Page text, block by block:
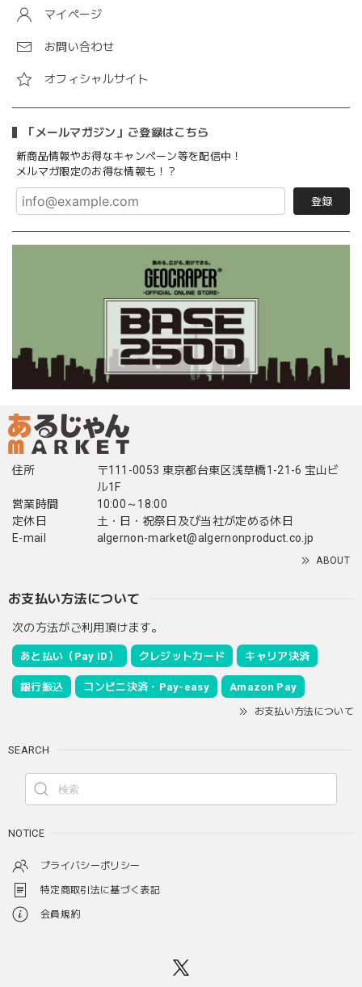
マイページ
お問い合わせ
オフィシャルサイト
「メールマガジン」ご登録はこちら
新商品情報やお得なキャンペーン等を配信中！
メルマガ限定のお得な情報も！？
登録
住所
〒111-0053 東京都台東区浅草橋1-21-6 宝山ビ
ル1F
営業時間
10:00～18:00
定休日
土・日・祝祭日及び当社が定める休日
E-mail
algernon-market@algernonproduct.co.jp
ABOUT
お支払い方法について
次の方法がご利用頂けます。
あと払い（Pay ID） クレジットカード キャリア決済
銀行振込 コンビニ決済・Pay-easy Amazon Pay
お支払い方法について
SEARCH
NOTICE
プライバシーポリシー
特定商取引法に基づく表記
会員規約